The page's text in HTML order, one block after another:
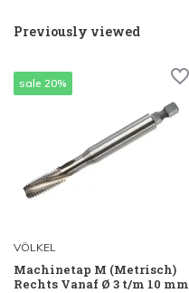
Previously viewed
sale 20%
VÖLKEL
Machinetap M (Metrisch)
Rechts Vanaf Ø 3 t/m 10 mm